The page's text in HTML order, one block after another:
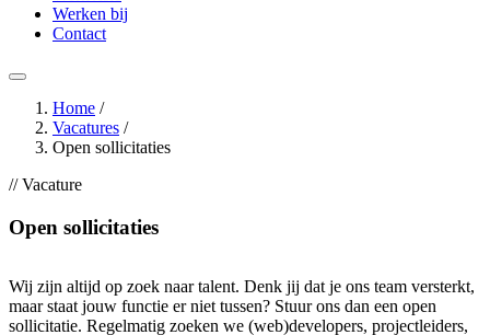
Werken bij
Contact
Home /
Vacatures /
Open sollicitaties
// Vacature
Open sollicitaties
Wij zijn altijd op zoek naar talent. Denk jij dat je ons team versterkt,
maar staat jouw functie er niet tussen? Stuur ons dan een open
sollicitatie. Regelmatig zoeken we (web)developers, projectleiders,